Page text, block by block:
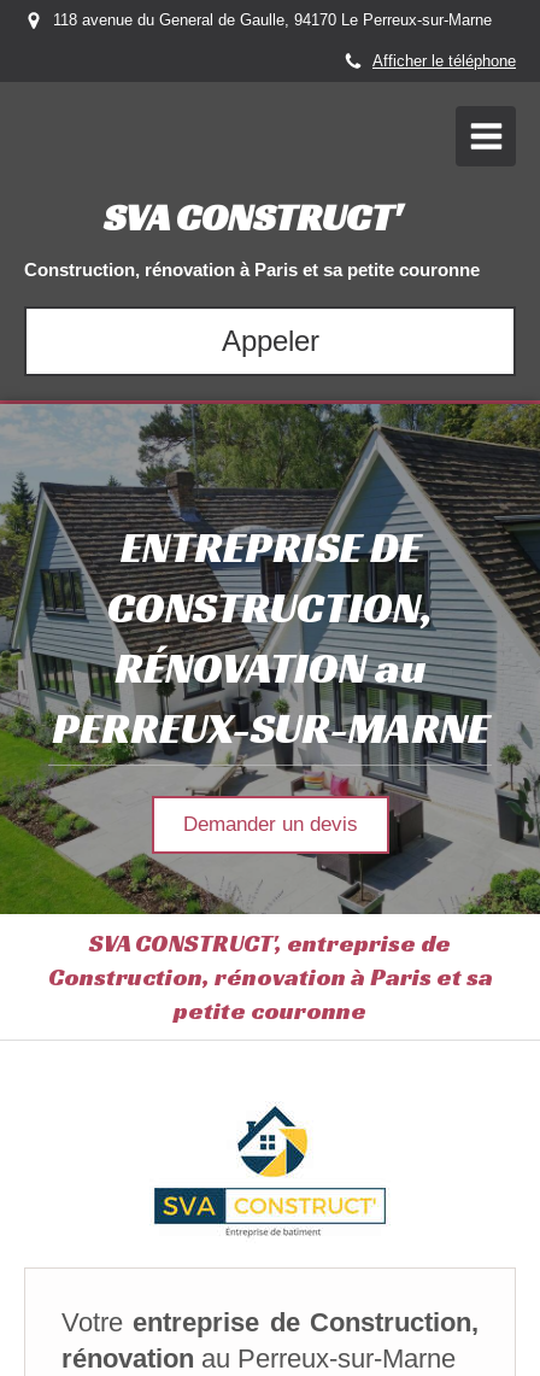
118 avenue du General de Gaulle, 94170 Le Perreux-sur-Marne
Afficher le téléphone
SVA CONSTRUCT'
Construction, rénovation à Paris et sa petite couronne
Appeler
ENTREPRISE DE
CONSTRUCTION,
RÉNOVATION au
PERREUX-SUR-MARNE
Demander un devis
SVA CONSTRUCT', entreprise de
Construction, rénovation à Paris et sa
petite couronne
Votre entreprise de Construction,
rénovation au Perreux-sur-Marne